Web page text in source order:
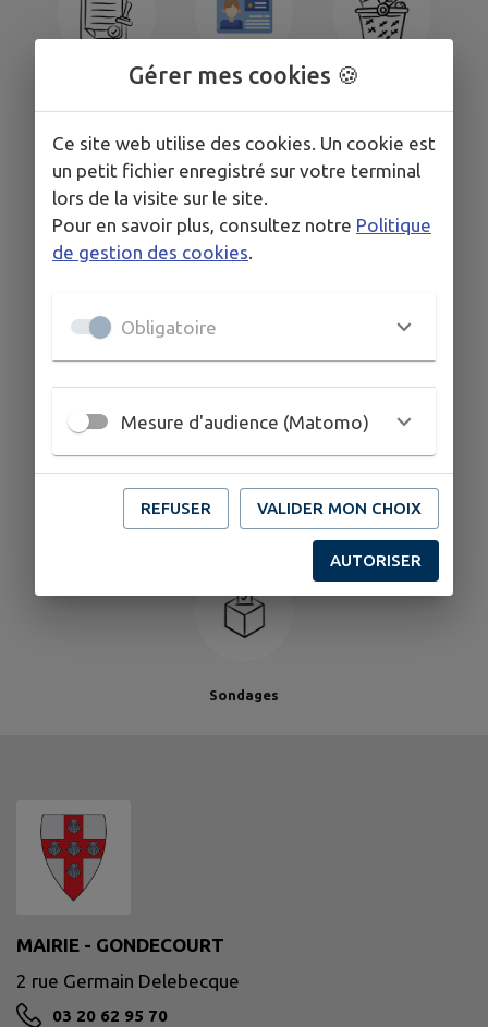
Carte Nationale
Associations !
Gondecourt Infos
Professionnels
de santé
Sondages
MAIRIE - GONDECOURT
2 rue Germain Delebecque
03 20 62 95 70
Gérer mes cookies 🍪
Ce site web utilise des cookies. Un cookie est
un petit fichier enregistré sur votre terminal
lors de la visite sur le site.
Pour en savoir plus, consultez notre Politique
de gestion des cookies.
Obligatoire
Mesure d'audience (Matomo)
REFUSER VALIDER MON CHOIX
AUTORISER